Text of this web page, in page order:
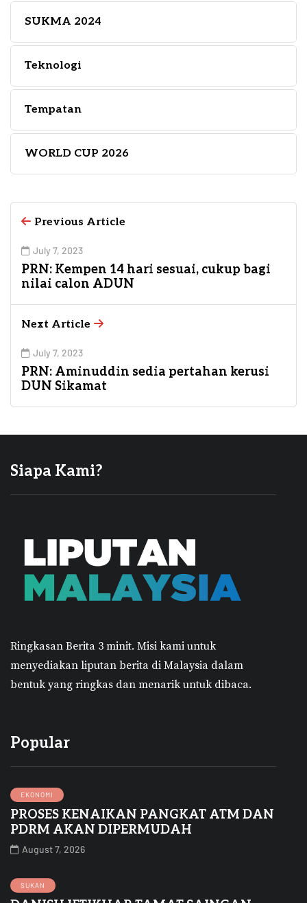
SUKMA 2024
Teknologi
Tempatan
WORLD CUP 2026
Previous Article
July 7, 2023
PRN: Kempen 14 hari sesuai, cukup bagi
nilai calon ADUN
Next Article
July 7, 2023
PRN: Aminuddin sedia pertahan kerusi
DUN Sikamat
Siapa Kami?
Ringkasan Berita 3 minit. Misi kami untuk
menyediakan liputan berita di Malaysia dalam
bentuk yang ringkas dan menarik untuk dibaca.
Popular
EKONOMI
PROSES KENAIKAN PANGKAT ATM DAN
PDRM AKAN DIPERMUDAH
August 7, 2026
SUKAN